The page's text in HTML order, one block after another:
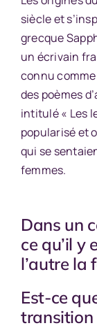
siècle et
grecque
un écrivain
connu
des poèmes
intitulé « Les
popularisé et
qui se
femmes.
Dans un
ce qu’il y
l’autre la
Est-ce
transition